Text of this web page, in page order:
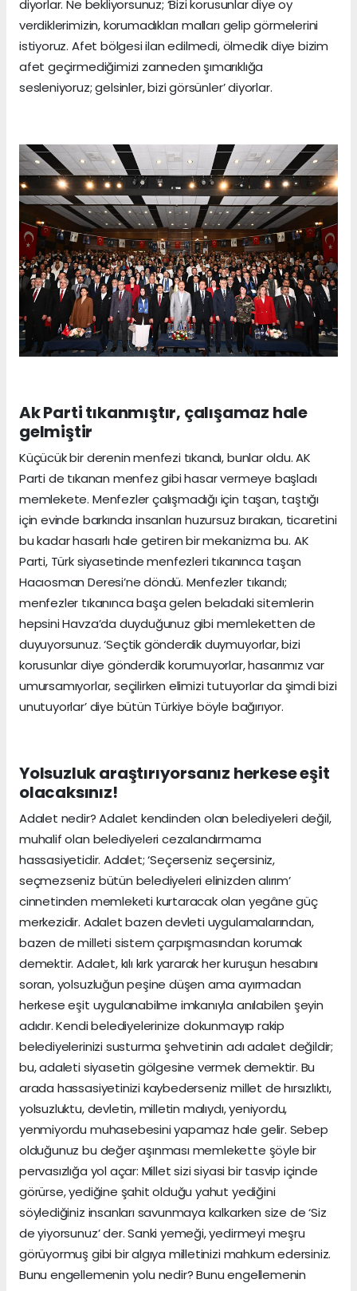
diyorlar. Ne bekliyorsunuz; ‘Bizi korusunlar diye oy
verdiklerimizin, korumadıkları malları gelip görmelerini
istiyoruz. Afet bölgesi ilan edilmedi, ölmedik diye bizim
afet geçirmediğimizi zanneden şımarıklığa
sesleniyoruz; gelsinler, bizi görsünler’ diyorlar.
Ak Parti tıkanmıştır, çalışamaz hale
gelmiştir
Küçücük bir derenin menfezi tıkandı, bunlar oldu. AK
Parti de tıkanan menfez gibi hasar vermeye başladı
memlekete. Menfezler çalışmadığı için taşan, taştığı
için evinde barkında insanları huzursuz bırakan, ticaretini
bu kadar hasarlı hale getiren bir mekanizma bu. AK
Parti, Türk siyasetinde menfezleri tıkanınca taşan
Hacıosman Deresi’ne döndü. Menfezler tıkandı;
menfezler tıkanınca başa gelen beladaki sitemlerin
hepsini Havza’da duyduğunuz gibi memleketten de
duyuyorsunuz. ‘Seçtik gönderdik duymuyorlar, bizi
korusunlar diye gönderdik korumuyorlar, hasarımız var
umursamıyorlar, seçilirken elimizi tutuyorlar da şimdi bizi
unutuyorlar’ diye bütün Türkiye böyle bağırıyor.
Yolsuzluk araştırıyorsanız herkese eşit
olacaksınız!
Adalet nedir? Adalet kendinden olan belediyeleri değil,
muhalif olan belediyeleri cezalandırmama
hassasiyetidir. Adalet; ‘Seçerseniz seçersiniz,
seçmezseniz bütün belediyeleri elinizden alırım’
cinnetinden memleketi kurtaracak olan yegâne güç
merkezidir. Adalet bazen devleti uygulamalarından,
bazen de milleti sistem çarpışmasından korumak
demektir. Adalet, kılı kırk yararak her kuruşun hesabını
soran, yolsuzluğun peşine düşen ama ayırmadan
herkese eşit uygulanabilme imkanıyla anılabilen şeyin
adıdır. Kendi belediyelerinize dokunmayıp rakip
belediyelerinizi susturma şehvetinin adı adalet değildir;
bu, adaleti siyasetin gölgesine vermek demektir. Bu
arada hassasiyetinizi kaybederseniz millet de hırsızlıktı,
yolsuzluktu, devletin, milletin malıydı, yeniyordu,
yenmiyordu muhasebesini yapamaz hale gelir. Sebep
olduğunuz bu değer aşınması memlekette şöyle bir
pervasızlığa yol açar: Millet sizi siyasi bir tasvip içinde
görürse, yediğine şahit olduğu yahut yediğini
söylediğiniz insanları savunmaya kalkarken size de ‘Siz
de yiyorsunuz’ der. Sanki yemeği, yedirmeyi meşru
görüyormuş gibi bir algıya milletinizi mahkum edersiniz.
Bunu engellemenin yolu nedir? Bunu engellemenin